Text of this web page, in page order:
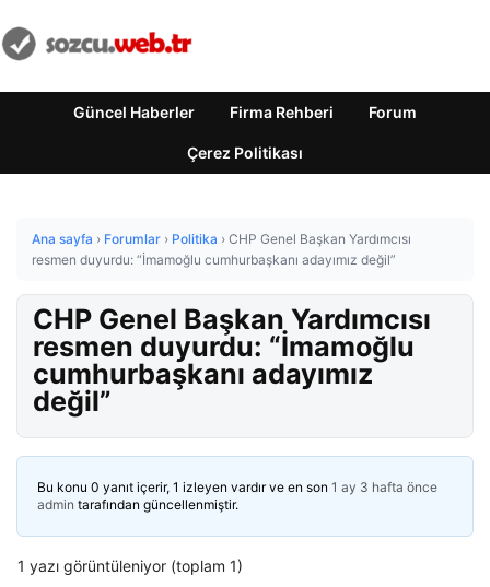
Güncel Haberler Firma Rehberi Forum
Çerez Politikası
Ana sayfa › Forumlar › Politika › CHP Genel Başkan Yardımcısı
resmen duyurdu: “İmamoğlu cumhurbaşkanı adayımız değil”
CHP Genel Başkan Yardımcısı
resmen duyurdu: “İmamoğlu
cumhurbaşkanı adayımız
değil”
Bu konu 0 yanıt içerir, 1 izleyen vardır ve en son 1 ay 3 hafta önce
admin tarafından güncellenmiştir.
1 yazı görüntüleniyor (toplam 1)